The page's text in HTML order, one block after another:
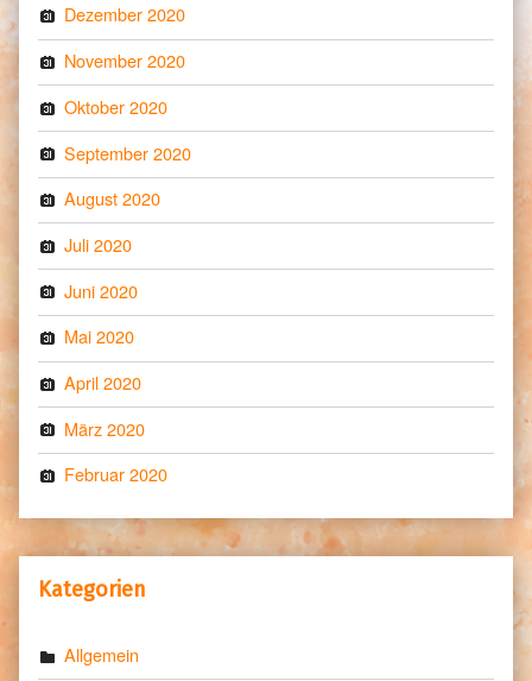
Dezember 2020
November 2020
Oktober 2020
September 2020
August 2020
Juli 2020
Juni 2020
Mai 2020
April 2020
März 2020
Februar 2020
Kategorien
Allgemein